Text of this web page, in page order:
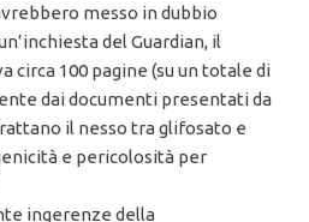
messo in dubbio
del Guardian, il
circa 100 pagine (su un totale di
dai documenti presentati da
il nesso tra glifosato e
e pericolosità per
ingerenze della